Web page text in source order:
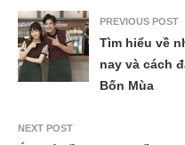
PREVIOUS POST
Tìm hiểu về
nay và cách
Bốn Mùa
NEXT POST